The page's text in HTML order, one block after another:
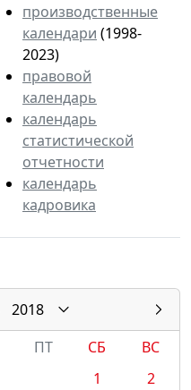
производственные
календари (1998-
2023)
правовой
календарь
календарь
статистической
отчетности
календарь
кадровика
2018
ПТ СБ
ВС
1
2